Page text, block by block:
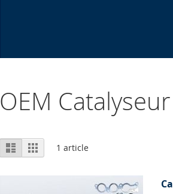
OEM
Afficher
en
Liste Grille1 article